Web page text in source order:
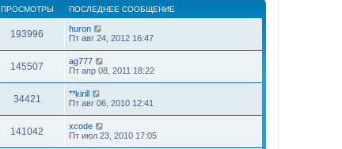
ПРОСМОТРЫ ПОСЛЕДНЕЕ СООБЩЕНИЕ
193996
huron
Пт авг 24, 2012 16:47
145507
ag777
Пт апр 08, 2011 18:22
34421
**kirill
Пт авг 06, 2010 12:41
141042
xcode
Пт июл 23, 2010 17:05